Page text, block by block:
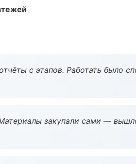
с этапов. Работать было
закупали сами —